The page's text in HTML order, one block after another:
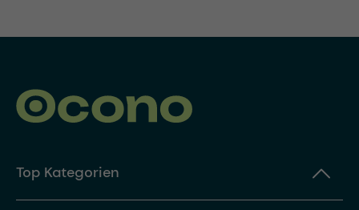
Top Kategorien